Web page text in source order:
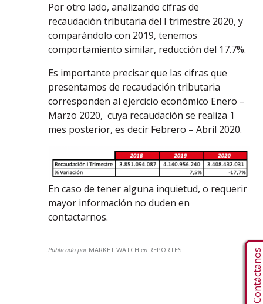
Por otro lado, analizando cifras de
recaudación tributaria del I trimestre 2020, y
comparándolo con 2019, tenemos
comportamiento similar, reducción del 17.7%.
Es importante precisar que las cifras que
presentamos de recaudación tributaria
corresponden al ejercicio económico Enero –
Marzo 2020, cuya recaudación se realiza 1
mes posterior, es decir Febrero – Abril 2020.
En caso de tener alguna inquietud, o requerir
mayor información no duden en
contactarnos.
Publicado por MARKET WATCH en REPORTES Contáctanos